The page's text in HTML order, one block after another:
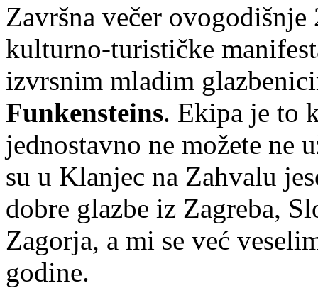
Završna večer
kulturno-turističke
izvrsnim mladim
Funkensteins. Ekipa je to
jednostavno ne možete ne
su u Klanjec na Zahvalu
dobre glazbe iz Zagreba,
Zagorja, a mi se već
godine.